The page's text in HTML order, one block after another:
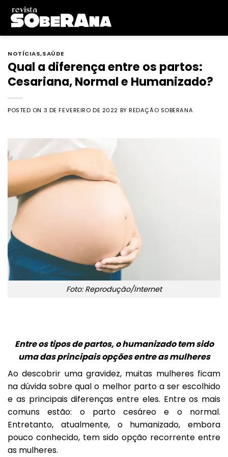
Skip
content
NOTÍCIAS,SAÚDE
Qual a diferença entre os partos:
Cesariana, Normal e Humanizado?
POSTED ON 3 DE FEVEREIRO DE 2022 BYREDAÇÃO SOBERANA
Foto: Reprodução/Internet
Entre os tipos de partos, o humanizado tem sido
uma das principais opções entre as mulheres
Ao descobrir uma gravidez, muitas mulheres ficam
na dúvida sobre qual o melhor parto a ser escolhido
e as principais diferenças entre eles. Entre os mais
comuns estão: o parto cesáreo e o normal.
Entretanto, atualmente, o humanizado, embora
pouco conhecido, tem sido opção recorrente entre
as mulheres.